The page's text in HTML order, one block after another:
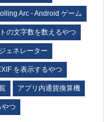
Arc - Android ゲーム
の文字数を数えるやつ
ェネレーター
を表示するやつ
アプリ内通貨換算機
つ